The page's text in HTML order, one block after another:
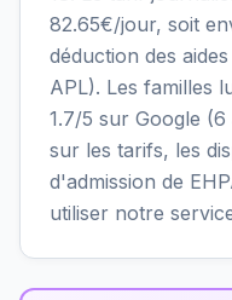
82.65€/jour, soit
déduction des
APL). Les familles
1.7/5 sur Google
sur les tarifs, les
d'admission de
utiliser notre